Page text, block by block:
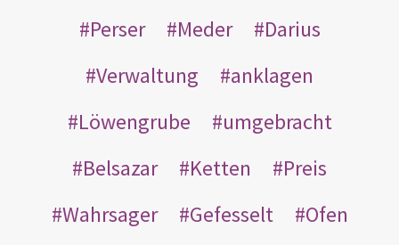
Perser
Meder
Darius
Verwaltung
anklagen
Löwengrube
umgebracht
Belsazar
Ketten
Preis
Wahrsager
Gefesselt
Ofen